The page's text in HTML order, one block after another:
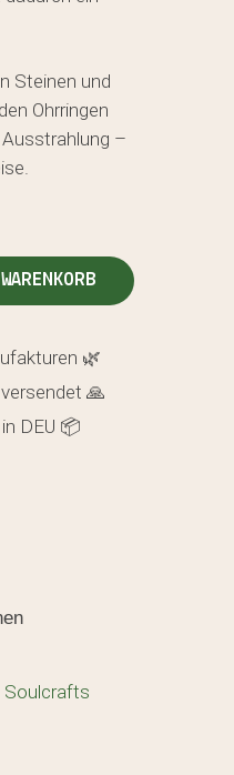
Steinen und
Ohrringen
–
🌿
🙏
DEU 📦
Soulcrafts